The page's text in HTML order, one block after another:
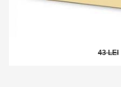
43 LEI
43 LEI